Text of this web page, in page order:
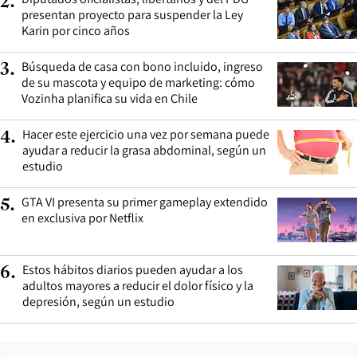
presentan proyecto para suspender la Ley
Karin por cinco años
3. Búsqueda de casa con bono incluido, ingreso
de su mascota y equipo de marketing: cómo
Vozinha planifica su vida en Chile
4. Hacer este ejercicio una vez por semana puede
ayudar a reducir la grasa abdominal, según un
estudio
5. GTA VI presenta su primer gameplay extendido
en exclusiva por Netflix
6. Estos hábitos diarios pueden ayudar a los
adultos mayores a reducir el dolor físico y la
depresión, según un estudio